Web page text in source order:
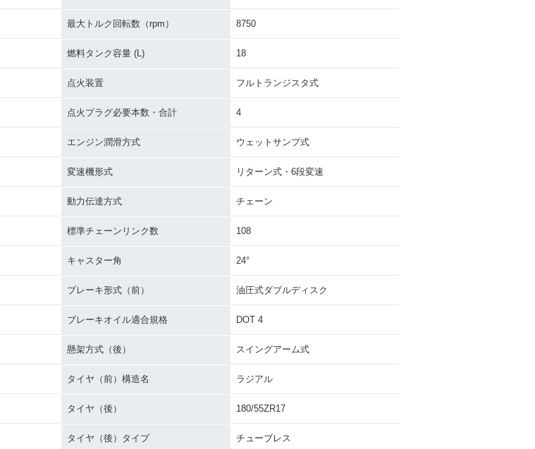
最大トルク回転数（rpm） 8750
燃料タンク容量 (L) 18
点火装置 フルトランジスタ式
点火プラグ必要本数・合計 4
エンジン潤滑方式 ウェットサンプ式
変速機形式 リターン式・6段変速
動力伝達方式 チェーン
標準チェーンリンク数 108
キャスター角 24°
ブレーキ形式（前） 油圧式ダブルディスク
ブレーキオイル適合規格 DOT 4
懸架方式（後） スイングアーム式
タイヤ（前）構造名 ラジアル
タイヤ（後） 180/55ZR17
タイヤ（後）タイプ チューブレス